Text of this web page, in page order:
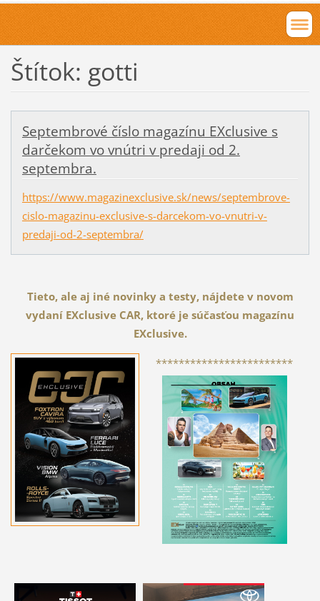
Štítok: gotti
Septembrové číslo magazínu EXclusive s
darčekom vo vnútri v predaji od 2.
septembra.
https://www.magazinexclusive.sk/news/septembrove-
cislo-magazinu-exclusive-s-darcekom-vo-vnutri-v-
predaji-od-2-septembra/
Tieto, ale aj iné novinky a testy, nájdete v novom
vydaní EXclusive CAR, ktoré je súčasťou magazínu
EXclusive.
************************